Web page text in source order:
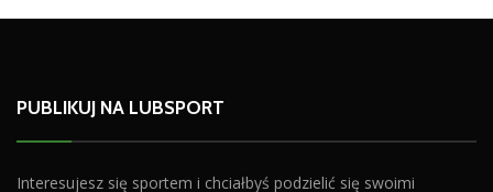
PUBLIKUJ NA LUBSPORT
Interesujesz się sportem i chciałbyś podzielić się swoimi